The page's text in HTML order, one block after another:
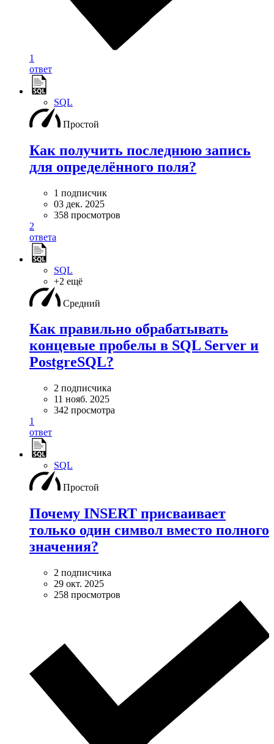
1
ответ
SQL
Простой
Как получить последнюю запись
для определённого поля?
1 подписчик
03 дек. 2025
358 просмотров
2
ответа
SQL
+2 ещё
Средний
Как правильно обрабатывать
концевые пробелы в SQL Server и
PostgreSQL?
2 подписчика
11 нояб. 2025
342 просмотра
1
ответ
SQL
Простой
Почему INSERT присваивает
только один символ вместо полного
значения?
2 подписчика
29 окт. 2025
258 просмотров